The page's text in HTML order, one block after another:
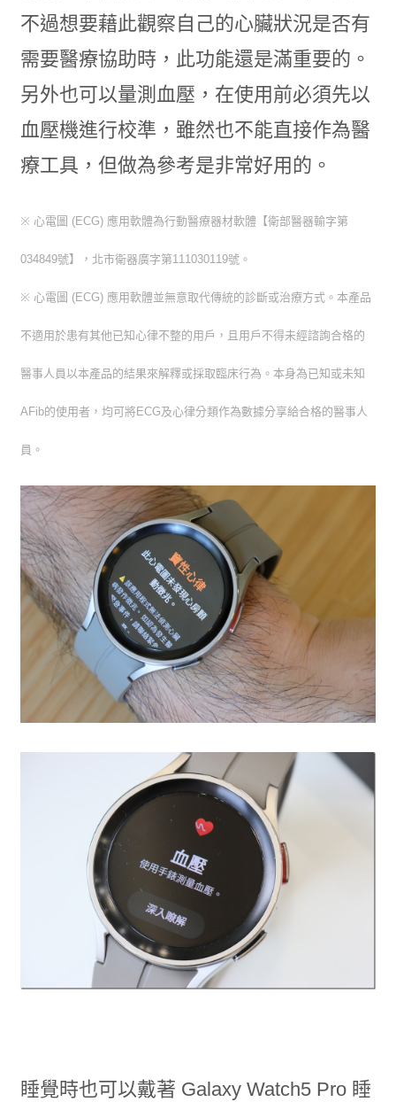
不過想要藉此觀察自己的心臟狀況是否有
需要醫療協助時，此功能還是滿重要的。
另外也可以量測血壓，在使用前必須先以
血壓機進行校準，雖然也不能直接作為醫
療工具，但做為參考是非常好用的。
※ 心電圖 (ECG) 應用軟體為行動醫療器材軟體【衛部醫器輸字第
034849號】，北市衛器廣字第111030119號。
※ 心電圖 (ECG) 應用軟體並無意取代傳統的診斷或治療方式。本產品
不適用於患有其他已知心律不整的用戶，且用戶不得未經諮詢合格的
醫事人員以本產品的結果來解釋或採取臨床行為。本身為已知或未知
AFib的使用者，均可將ECG及心律分類作為數據分享給合格的醫事人
員。
睡覺時也可以戴著 Galaxy Watch5 Pro 睡